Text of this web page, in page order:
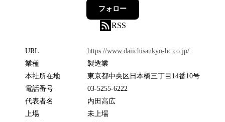
フォロー
RSS
URL
https://www.daiichisankyo-hc.co.jp/
業種
製造業
本社所在地
東京都中央区日本橋三丁目14番10号
電話番号
03-5255-6222
代表者名
内田高広
上場
未上場